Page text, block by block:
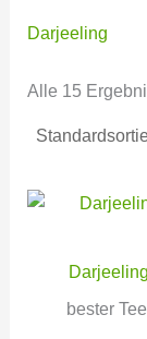
Darjeeling
Alle 15
bester